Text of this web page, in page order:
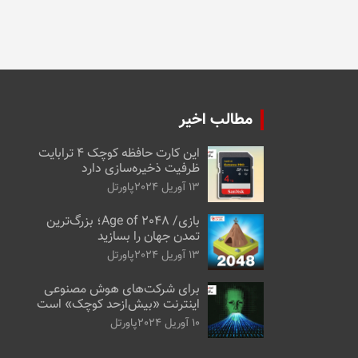
مطالب اخیر
این کارت حافظه کوچک ۴ ترابایت
ظرفیت ذخیره‌سازی دارد
13 آوریل 2024 پاورتل
بازی/ Age of 2048؛ بزرگ‌ترین
تمدن جهان را بسازید
13 آوریل 2024 پاورتل
برای شرکت‌های هوش مصنوعی
اینترنت «بیش‌از‌حد کوچک» است
10 آوریل 2024 پاورتل